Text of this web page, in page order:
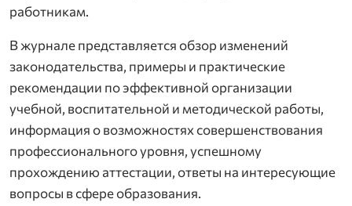
работникам.
В журнале представляется обзор изменений
законодательства, примеры и практические
рекомендации по эффективной организации
учебной, воспитательной и методической работы,
информация о возможностях совершенствования
профессионального уровня, успешному
прохождению аттестации, ответы на интересующие
вопросы в сфере образования.